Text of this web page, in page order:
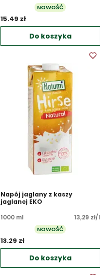
NOWOŚĆ
15.49 zł
Do koszyka
Napój jaglany z kaszy
jaglanej EKO
1000 ml
13,29 zł/l
NOWOŚĆ
13.29 zł
Do koszyka